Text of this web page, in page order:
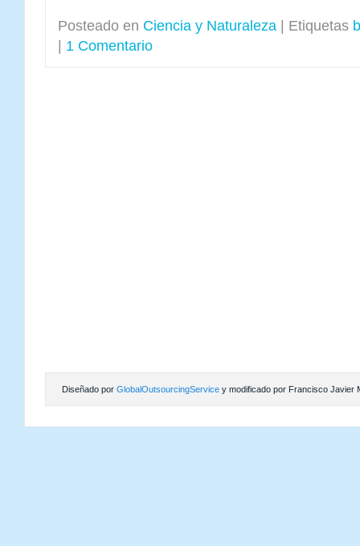
Posteado en Ciencia y Naturaleza Etiquetas
1 Comentario
Diseñado por GlobalOutsourcingService y modificado por Francisco Javier